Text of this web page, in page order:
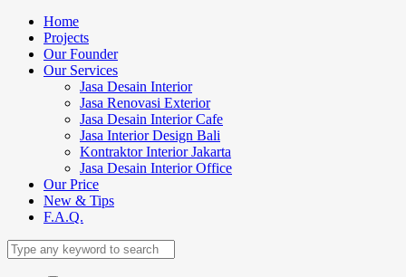
Home
Projects
Our Founder
Our Services
Jasa Desain Interior
Jasa Renovasi Exterior
Jasa Desain Interior Cafe
Jasa Interior Design Bali
Kontraktor Interior Jakarta
Jasa Desain Interior Office
Our Price
New & Tips
F.A.Q.